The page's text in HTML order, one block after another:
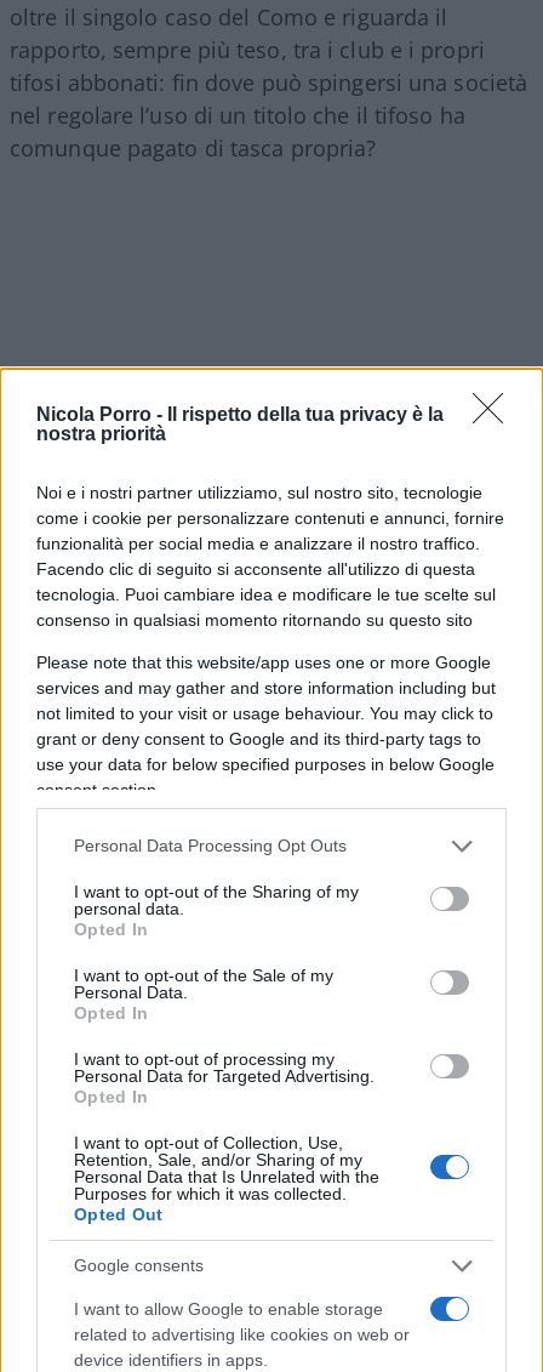
Nicola Porro -
Il rispetto della tua privacy è la
nostra priorità
Noi e i nostri partner utilizziamo, sul nostro sito, tecnologie
come i cookie per personalizzare contenuti e annunci, fornire
funzionalità per social media e analizzare il nostro traffico.
Facendo clic di seguito si acconsente all'utilizzo di questa
tecnologia. Puoi cambiare idea e modificare le tue scelte sul
consenso in qualsiasi momento ritornando su questo sito
Please note that this website/app uses one or more Google
services and may gather and store information including but
not limited to your visit or usage behaviour. You may click to
grant or deny consent to Google and its third-party tags to
use your data for below specified purposes in below Google
consent section.
Personal Data Processing Opt Outs
I want to opt-out of the Sharing of my
personal data.
Opted In
I want to opt-out of the Sale of my
Personal Data.
Opted In
I want to opt-out of processing my
Personal Data for Targeted Advertising.
Opted In
I want to opt-out of Collection, Use,
Retention, Sale, and/or Sharing of my
Personal Data that Is Unrelated with the
Purposes for which it was collected.
Opted Out
Google consents
I want to allow Google to enable storage
related to advertising like cookies on web or
device identifiers in apps.
oltre il singolo caso del Como e riguarda il
rapporto, sempre più teso, tra i club e i propri
tifosi abbonati: fin dove può spingersi una società
nel regolare l’uso di un titolo che il tifoso ha
comunque pagato di tasca propria?
Il secondary ticket a prezzo maggiorato non è un
dettaglio marginale: distorce il sistema di prezzi
pensato per premiare la fedeltà. Se chi ha un
abbonamento scontato può rivenderlo a prezzo
pieno proprio sulle partite più richieste, il
vantaggio economico pensato per il tifoso diventa
uno strumento di arbitraggio nelle mani di pochi e
la società perde ricavi che altrimenti incasserebbe
biglietti. Da questo punto di vista, il tentativo di
tutelarsi può essere comprensibile.
non ne cambia la sostanza : una soglia rigida di
assenze — tre, secondo la prima formulazione —
continua a non distinguere tra chi specula
sistematicamente rivendendo il proprio posto ai
essere presente per lavoro, salute o altri impegni
legittimi. Perdere il diritto di rinnovo è una
sanzione meno drastica del ritiro immediato, ma
resta comunque una sanzione e il rischio è che
speculatore.